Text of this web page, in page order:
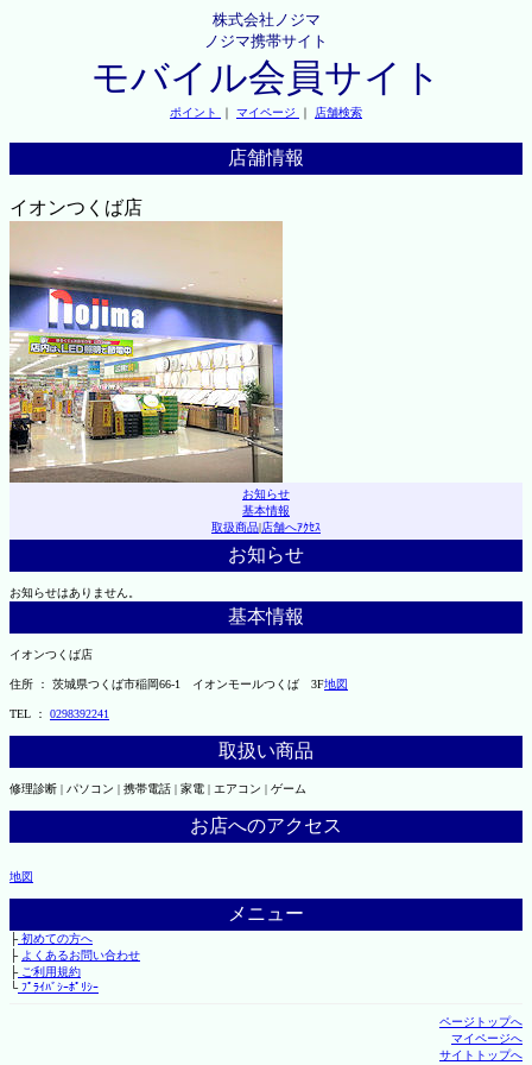
株式会社ノジマ
ノジマ携帯サイト
モバイル会員サイト
ポイント ｜ マイページ ｜ 店舗検索
店舗情報
イオンつくば店
お知らせ
基本情報
取扱商品|店舗へｱｸｾｽ
お知らせ
お知らせはありません。
基本情報
イオンつくば店
住所 ： 茨城県つくば市稲岡66-1 イオンモールつくば 3F地図
TEL ： 0298392241
取扱い商品
修理診断 | パソコン | 携帯電話 | 家電 | エアコン | ゲーム
お店へのアクセス
地図
メニュー
├初めての方へ
├ よくあるお問い合わせ
├ご利用規約
└ﾌﾟﾗｲﾊﾞｼｰﾎﾟﾘｼｰ
ページトップへ
マイページへ
サイトトップへ